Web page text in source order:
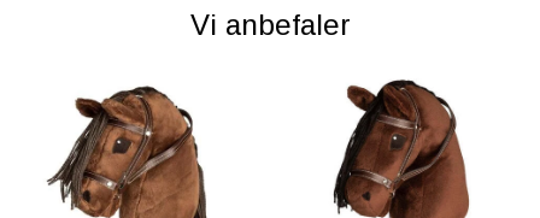
Vi anbefaler